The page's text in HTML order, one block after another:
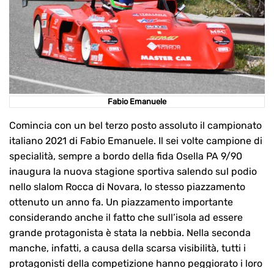
Fabio Emanuele
Comincia con un bel terzo posto assoluto il campionato
italiano 2021 di Fabio Emanuele. Il sei volte campione di
specialità, sempre a bordo della fida Osella PA 9/90
inaugura la nuova stagione sportiva salendo sul podio
nello slalom Rocca di Novara, lo stesso piazzamento
ottenuto un anno fa. Un piazzamento importante
considerando anche il fatto che sull’isola ad essere
grande protagonista è stata la nebbia. Nella seconda
manche, infatti, a causa della scarsa visibilità, tutti i
protagonisti della competizione hanno peggiorato i loro